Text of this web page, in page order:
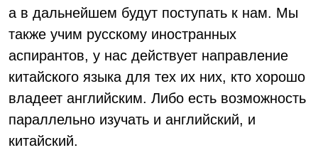
а в дальнейшем будут поступать к нам. Мы
также учим русскому иностранных
аспирантов, у нас действует направление
китайского языка для тех их них, кто хорошо
владеет английским. Либо есть возможность
параллельно изучать и английский, и
китайский.